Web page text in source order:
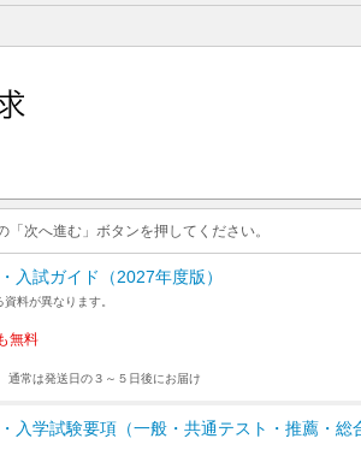
次へ進む」ボタンを押してください。
入試ガイド（2027年度版）
料が異なります。
無料
通常は発送日の３～５日後にお届け
入学試験要項（一般・共通テスト・推薦・総